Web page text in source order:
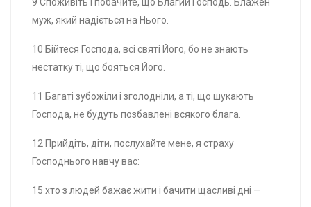
муж, який надіється на Нього.
10 Бійтеся Господа, всі святі Його, бо не знають
нестатку ті, що бояться Його.
11 Багаті зубожіли і зголодніли, а ті, що шукають
Господа, не будуть позбавлені всякого блага.
12 Прийдіть, діти, послухайте мене, я страху
Господнього навчу вас:
15 хто з людей бажає жити і бачити щасливі дні —